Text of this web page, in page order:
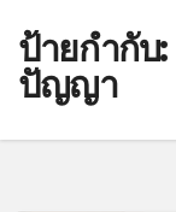
ป้ายกำกับ:
ปัญญา